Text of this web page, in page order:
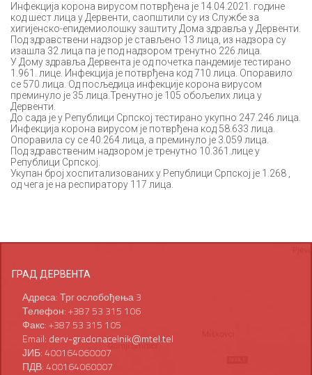
Инфекција корона вирусом потврђена је 14.04.2021. године
код шест лица у Дервенти, саопштили су из Службе за
хигијенско-епидемиолошку заштиту Дома здравља у Дервенти.
Под здравствени надзор је стављено 13 лица, из надзора су
изашла 32 лица па је под надзором тренутно 226 лица.
У Дому здравља Дервента је од почетка пандемије тестирано
1.961. лице. Инфекција је потврђена код 710 лица. Опоравило
се 570 лица. Од посљедица инфекције корона вирусом
преминуло је 35 лица.Тренутно је 105 обољелих лица у
Дервенти.
До сада је у Републици Српској тестирано укупно 247.246 лица.
Инфекција корона вирусом је потврђена код 58.633 лица.
Опоравила су се 40.264 лица, а преминуло је 3.059 лица.
Под здравственим надзором је тренутно 10.361.лице у
Републици Српској.
Укупан број хоспитализованих у Републици Српској је 1.268 ,
од чега је на респиратору 117 лица.
ГРАД ДЕРВЕНТА
Адреса: Трг ослобођења 3
Телефон: +387 53 315 106
Факс: +387 53 315 105
Email: derv-gradonacelnik@mtel.tel
ЈИБ: 400164060007
ПДВ: 400164060007